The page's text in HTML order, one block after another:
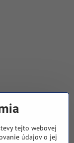
tejto webovej
údajov o jej